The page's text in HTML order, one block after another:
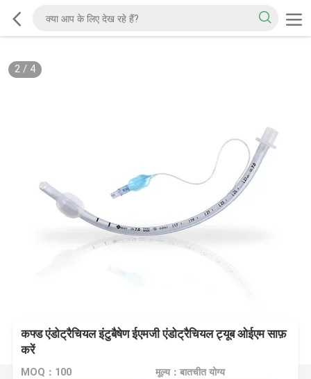
2/ 4
कफ्ड एंडोट्रैचियल इंटुबैषेण ईएमजी एंडोट्रैचियल ट्यूब ओईएम साफ़
करें
MOQ：100 मूल्य：बातचीत योग्य